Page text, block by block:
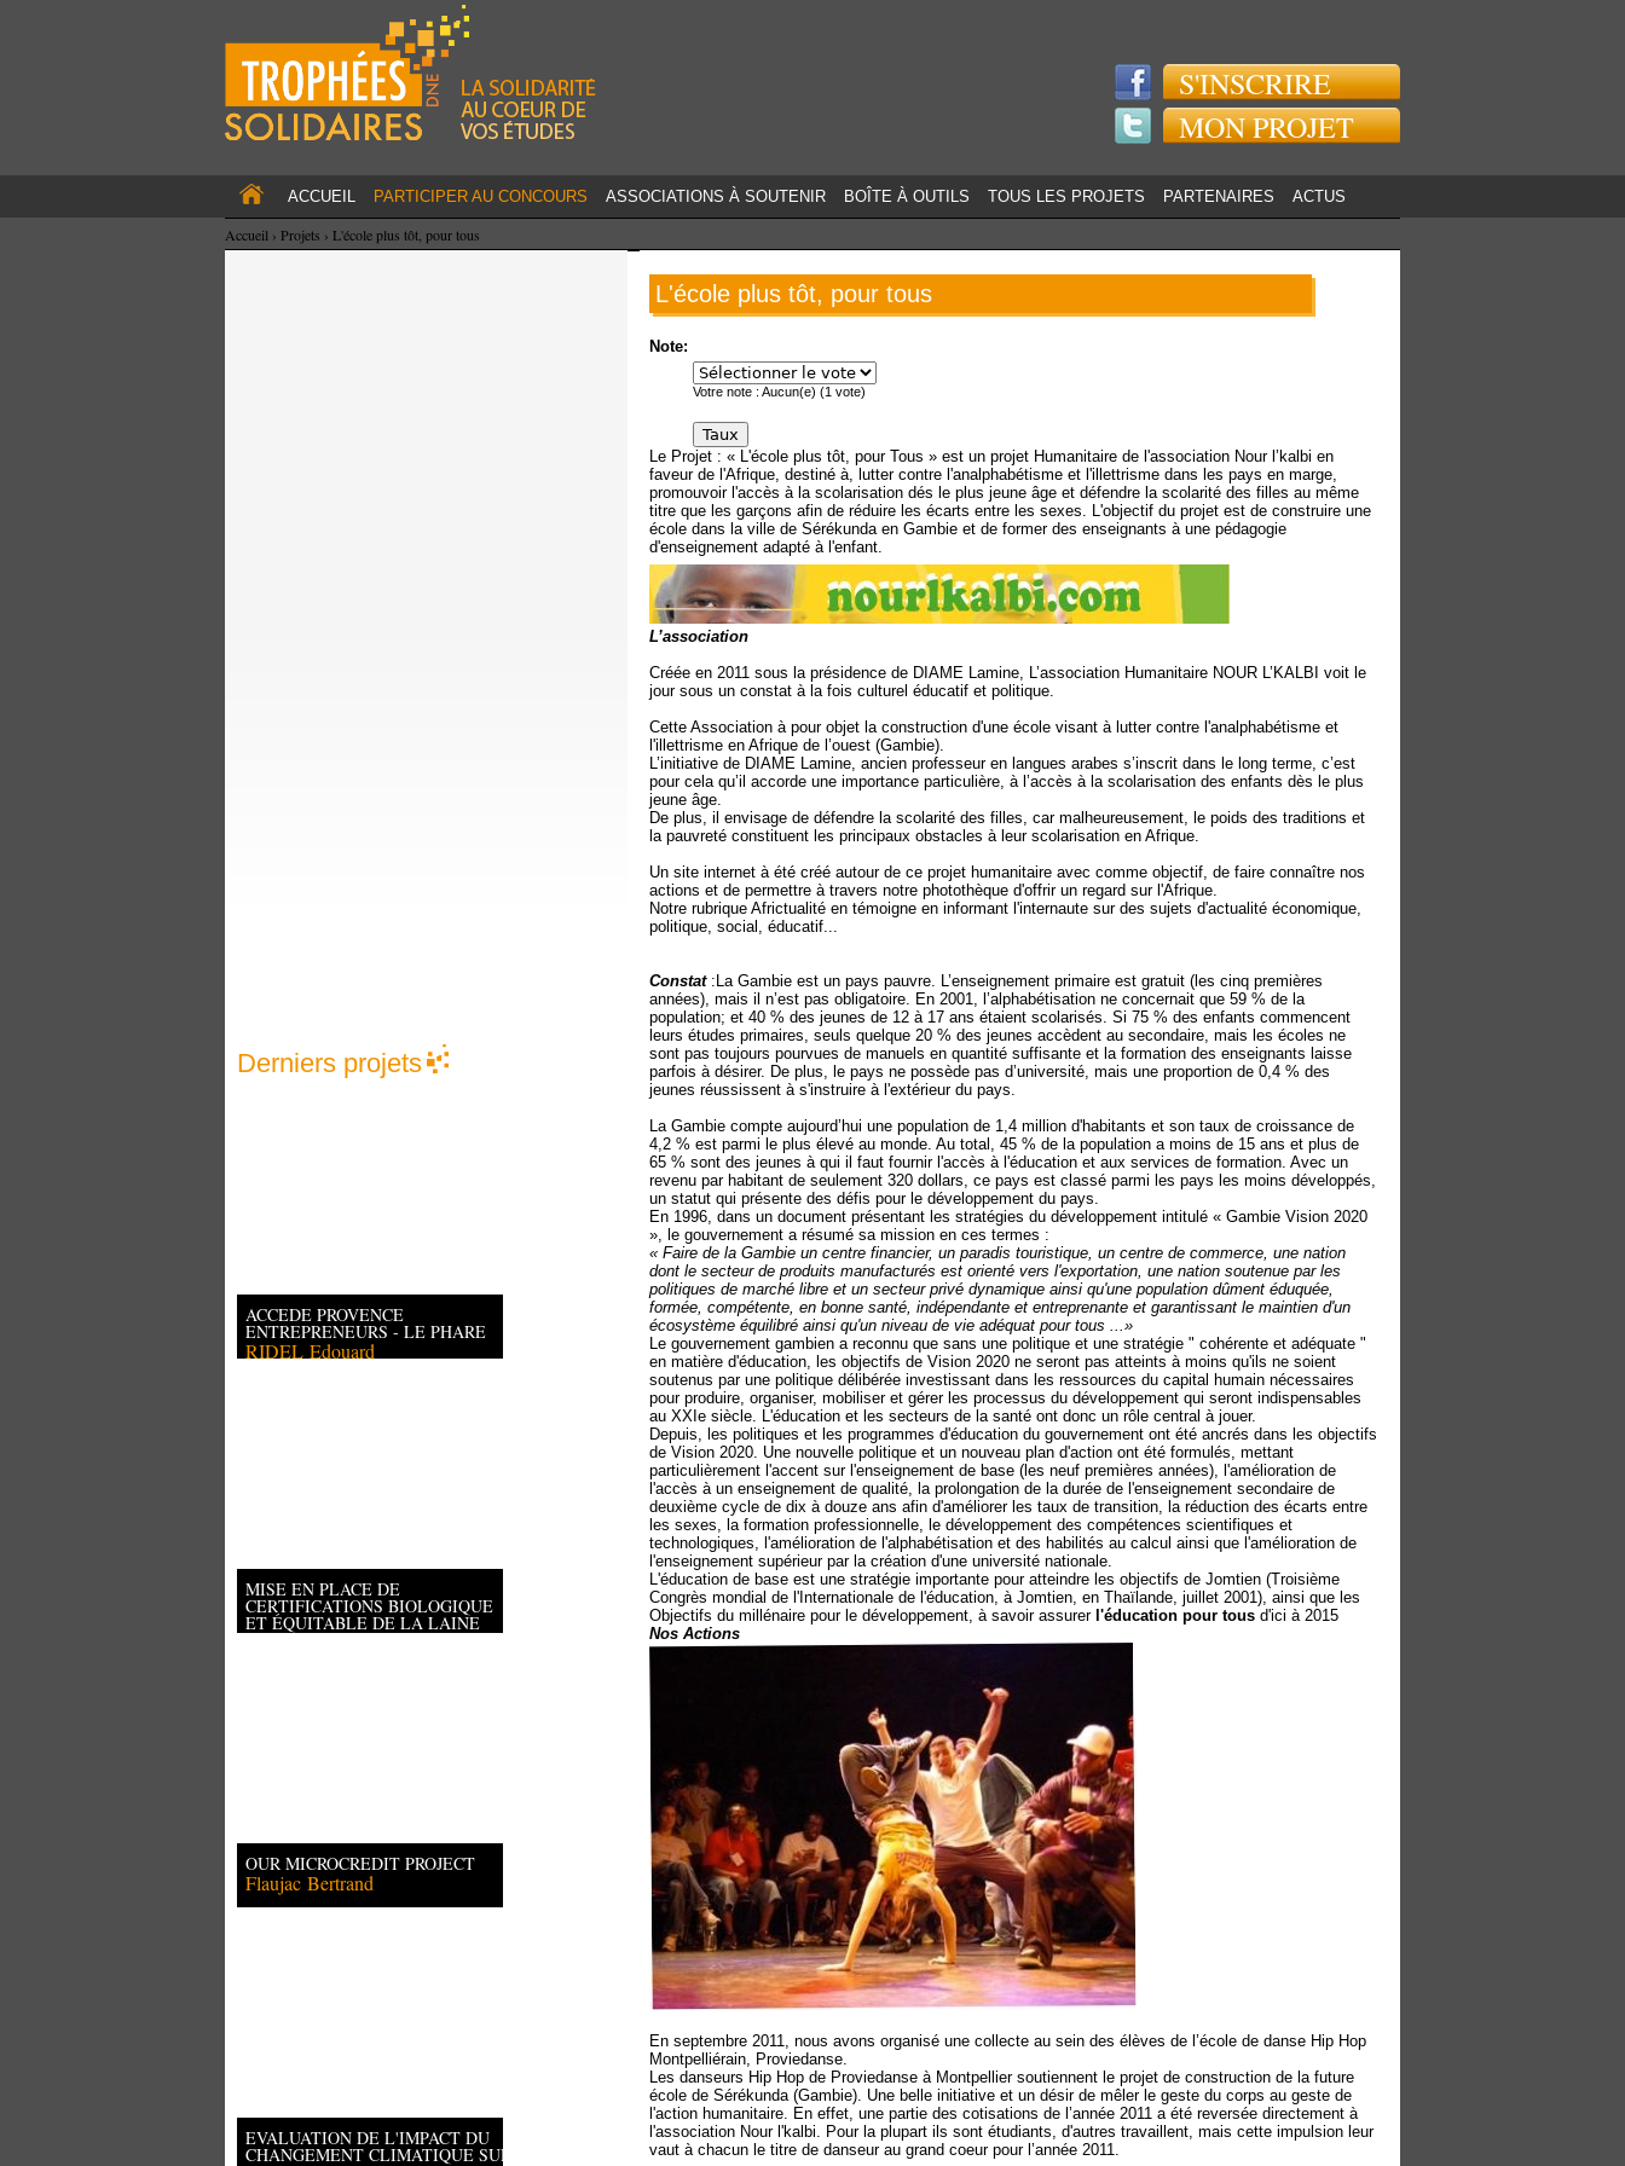
S'INSCRIRE
MON PROJET
ACCUEIL PARTICIPER AU CONCOURS ASSOCIATIONS À SOUTENIR BOÎTE À OUTILS TOUS LES PROJETS PARTENAIRES ACTUS
Accueil › Projets › L'école plus tôt, pour tous
L'école plus tôt, pour tous
Note:
Votre note :Aucun(e) (1 vote)
Le Projet : « L'école plus tôt, pour Tous » est un projet Humanitaire de l'association Nour l’kalbi en
faveur de l'Afrique, destiné à, lutter contre l'analphabétisme et l'illettrisme dans les pays en marge,
promouvoir l'accès à la scolarisation dés le plus jeune âge et défendre la scolarité des filles au même
titre que les garçons afin de réduire les écarts entre les sexes. L'objectif du projet est de construire une
école dans la ville de Sérékunda en Gambie et de former des enseignants à une pédagogie
d'enseignement adapté à l'enfant.
L’association
Créée en 2011 sous la présidence de DIAME Lamine, L’association Humanitaire NOUR L’KALBI voit le
jour sous un constat à la fois culturel éducatif et politique.
Cette Association à pour objet la construction d'une école visant à lutter contre l'analphabétisme et
l'illettrisme en Afrique de l’ouest (Gambie).
L’initiative de DIAME Lamine, ancien professeur en langues arabes s’inscrit dans le long terme, c’est
pour cela qu’il accorde une importance particulière, à l’accès à la scolarisation des enfants dès le plus
jeune âge.
De plus, il envisage de défendre la scolarité des filles, car malheureusement, le poids des traditions et
la pauvreté constituent les principaux obstacles à leur scolarisation en Afrique.
Un site internet à été créé autour de ce projet humanitaire avec comme objectif, de faire connaître nos
actions et de permettre à travers notre photothèque d'offrir un regard sur l'Afrique.
Notre rubrique Africtualité en témoigne en informant l'internaute sur des sujets d'actualité économique,
politique, social, éducatif...
Constat:La Gambie est un pays pauvre. L’enseignement primaire est gratuit (les cinq premières
années), mais il n’est pas obligatoire. En 2001, l’alphabétisation ne concernait que 59 % de la
population; et 40 % des jeunes de 12 à 17 ans étaient scolarisés. Si 75 % des enfants commencent
leurs études primaires, seuls quelque 20 % des jeunes accèdent au secondaire, mais les écoles ne
sont pas toujours pourvues de manuels en quantité suffisante et la formation des enseignants laisse
parfois à désirer. De plus, le pays ne possède pas d’université, mais une proportion de 0,4 % des
jeunes réussissent à s'instruire à l'extérieur du pays.
La Gambie compte aujourd’hui une population de 1,4 million d'habitants et son taux de croissance de
4,2 % est parmi le plus élevé au monde. Au total, 45 % de la population a moins de 15 ans et plus de
65 % sont des jeunes à qui il faut fournir l'accès à l'éducation et aux services de formation. Avec un
revenu par habitant de seulement 320 dollars, ce pays est classé parmi les pays les moins développés,
un statut qui présente des défis pour le développement du pays.
En 1996, dans un document présentant les stratégies du développement intitulé « Gambie Vision 2020
», le gouvernement a résumé sa mission en ces termes :
« Faire de la Gambie un centre financier, un paradis touristique, un centre de commerce, une nation
dont le secteur de produits manufacturés est orienté vers l'exportation, une nation soutenue par les
politiques de marché libre et un secteur privé dynamique ainsi qu'une population dûment éduquée,
formée, compétente, en bonne santé, indépendante et entreprenante et garantissant le maintien d'un
écosystème équilibré ainsi qu'un niveau de vie adéquat pour tous ...»
Le gouvernement gambien a reconnu que sans une politique et une stratégie " cohérente et adéquate "
en matière d'éducation, les objectifs de Vision 2020 ne seront pas atteints à moins qu'ils ne soient
soutenus par une politique délibérée investissant dans les ressources du capital humain nécessaires
pour produire, organiser, mobiliser et gérer les processus du développement qui seront indispensables
au XXIe siècle. L'éducation et les secteurs de la santé ont donc un rôle central à jouer.
Depuis, les politiques et les programmes d'éducation du gouvernement ont été ancrés dans les objectifs
de Vision 2020. Une nouvelle politique et un nouveau plan d'action ont été formulés, mettant
particulièrement l'accent sur l'enseignement de base (les neuf premières années), l'amélioration de
l'accès à un enseignement de qualité, la prolongation de la durée de l'enseignement secondaire de
deuxième cycle de dix à douze ans afin d'améliorer les taux de transition, la réduction des écarts entre
les sexes, la formation professionnelle, le développement des compétences scientifiques et
technologiques, l'amélioration de l'alphabétisation et des habilités au calcul ainsi que l'amélioration de
l'enseignement supérieur par la création d'une université nationale.
L'éducation de base est une stratégie importante pour atteindre les objectifs de Jomtien (Troisième
Congrès mondial de l'Internationale de l'éducation, à Jomtien, en Thaïlande, juillet 2001), ainsi que les
Objectifs du millénaire pour le développement, à savoir assurerl'éducation pour tousd'ici à 2015
Nos Actions
En septembre 2011, nous avons organisé une collecte au sein des élèves de l’école de danse Hip Hop
Montpelliérain, Proviedanse.
Les danseurs Hip Hop de Proviedanse à Montpellier soutiennent le projet de construction de la future
école de Sérékunda (Gambie). Une belle initiative et un désir de mêler le geste du corps au geste de
l'action humanitaire. En effet, une partie des cotisations de l’année 2011 a été reversée directement à
l'association Nour l'kalbi. Pour la plupart ils sont étudiants, d'autres travaillent, mais cette impulsion leur
vaut à chacun le titre de danseur au grand coeur pour l’année 2011.
Derniers projets
ACCEDE PROVENCE
ENTREPRENEURS - LE PHARE
RIDEL Edouard
MISE EN PLACE DE
CERTIFICATIONS BIOLOGIQUE
ET ÉQUITABLE DE LA LAINE
D'ALPAGA DANS L'ALTIPLANO
OUR MICROCREDIT PROJECT
Flaujac Bertrand
EVALUATION DE L'IMPACT DU
CHANGEMENT CLIMATIQUE SUR